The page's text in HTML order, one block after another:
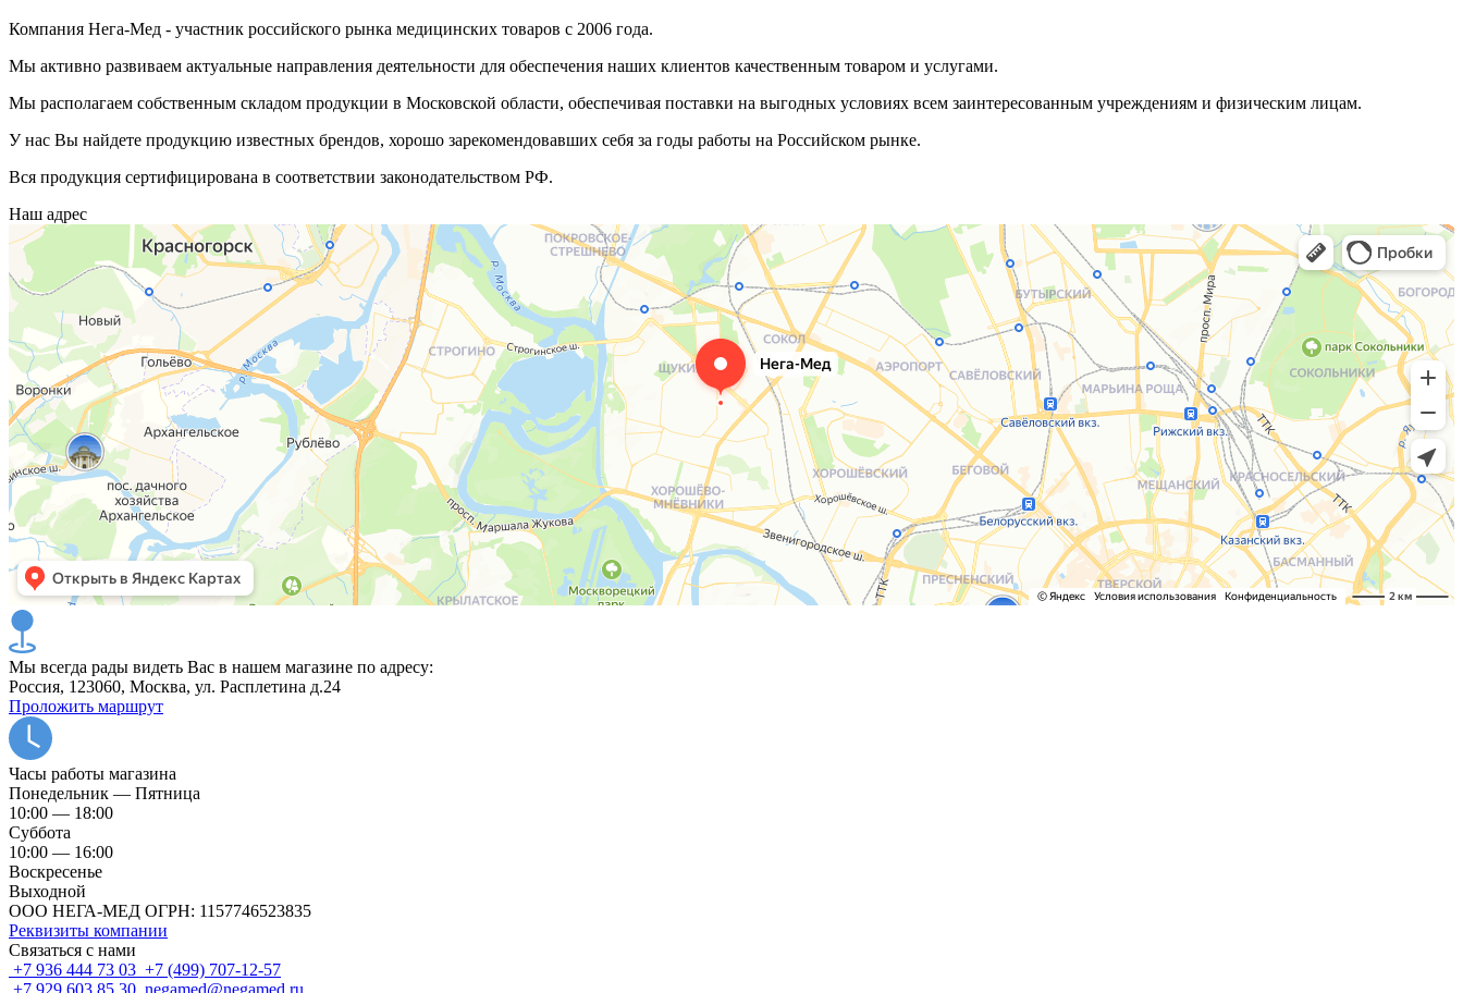
Компания Нега-Мед - участник российского рынка медицинских товаров с 2006 года.
Мы активно развиваем актуальные направления деятельности для обеспечения наших клиентов качественным товаром и услугами.
Мы располагаем собственным складом продукции в Московской области, обеспечивая поставки на выгодных условиях всем заинтересованным учреждениям и физическим лицам.
У нас Вы найдете продукцию известных брендов, хорошо зарекомендовавших себя за годы работы на Российском рынке.
Вся продукция сертифицирована в соответствии законодательством РФ.
Наш адрес
Мы всегда рады видеть Вас в нашем магазине по адресу:
Россия, 123060, Москва, ул. Расплетина д.24
Проложить маршрут
Часы работы магазина
Понедельник — Пятница
10:00 — 18:00
Суббота
10:00 — 16:00
Воскресенье
Выходной
ООО НЕГА-МЕД ОГРН: 1157746523835
Реквизиты компании
Связаться с нами
+7 936 444 73 03 +7 (499) 707-12-57
+7 929 603 85 30 negamed@negamed.ru